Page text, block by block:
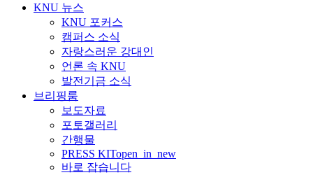
KNU 뉴스
KNU 포커스
캠퍼스 소식
자랑스러운 강대인
언론 속 KNU
발전기금 소식
브리핑룸
보도자료
포토갤러리
간행물
PRESS KITopen_in_new
바로 잡습니다